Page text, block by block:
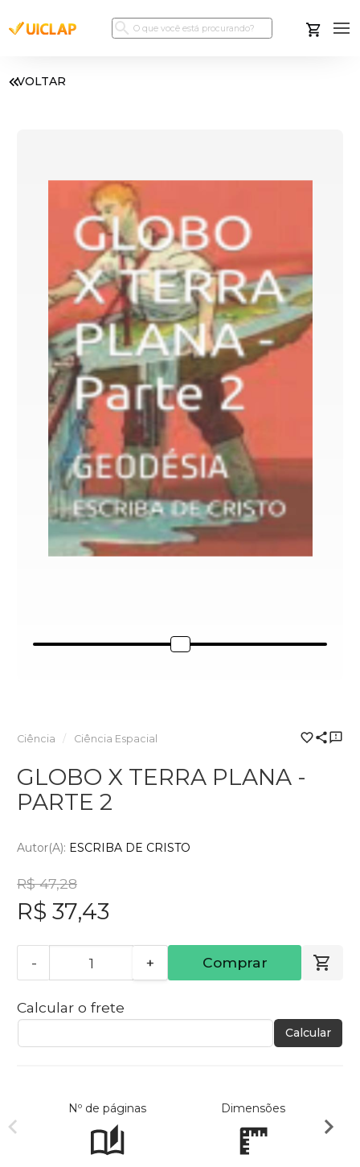
VOLTAR
Ciência Ciência Espacial
GLOBO X TERRA PLANA -
PARTE 2
Autor(a): ESCRIBA DE CRISTO
R$ 47,28
R$ 37,43
- + Comprar
Calcular o frete
Calcular
Nº de páginas Dimensões